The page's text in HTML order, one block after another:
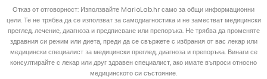
Отказ от отговорност: Използвайте MarioLab.hr само за общи информационни
цели. Те не трябва да се използват за самодиагностика и не заместват медицински
преглед, лечение, диагноза и предписване или препоръка. Не трябва да променяте
здравния си режим или диета, преди да се свържете с избрания от вас лекар или
медицински специалист за медицински преглед, диагноза и препоръка. Винаги се
консултирайте с лекар или друг здравен специалист, ако имате въпроси относно
медицинското си състояние.